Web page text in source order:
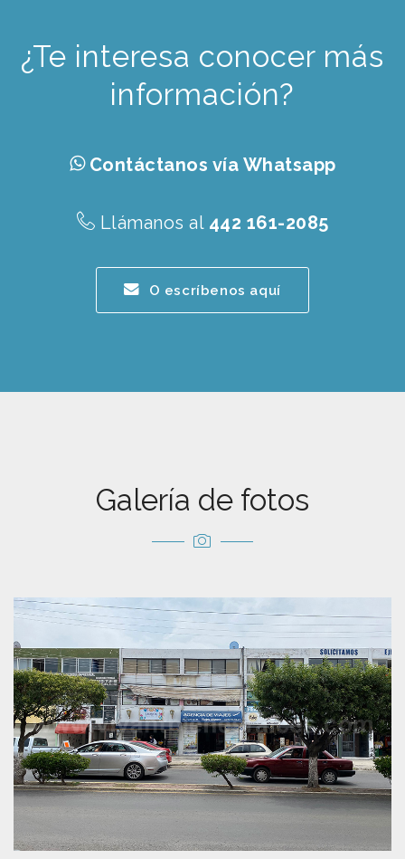
¿Te interesa conocer más
información?
Contáctanos vía Whatsapp
Llámanos al 442 161-2085
O escríbenos aquí
Galería de fotos